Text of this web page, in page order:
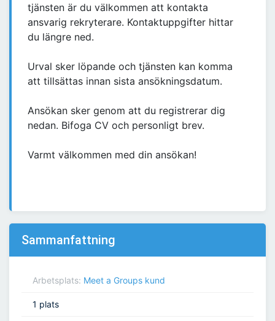
tjänsten är du välkommen att kontakta
ansvarig rekryterare. Kontaktuppgifter hittar
du längre ned.
Urval sker löpande och tjänsten kan komma
att tillsättas innan sista ansökningsdatum.
Ansökan sker genom att du registrerar dig
nedan. Bifoga CV och personligt brev.
Varmt välkommen med din ansökan!
Sammanfattning
Arbetsplats: Meet a Groups kund
1 plats